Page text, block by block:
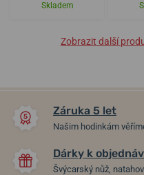
Skladem
Zobrazit další
Záruka 5 let
Našim hodinkám
Dárky k
Švýcarský nůž,